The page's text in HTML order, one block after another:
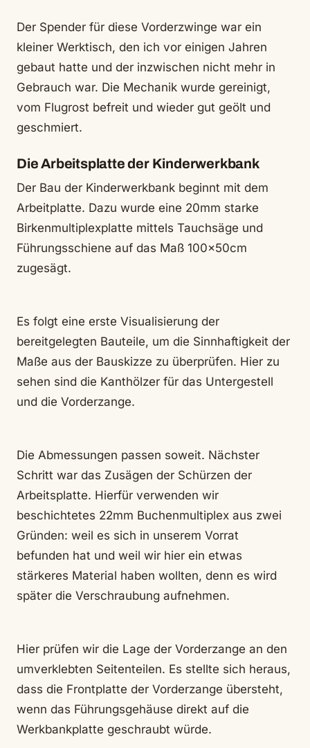
Der Spender für diese Vorderzwinge war ein
kleiner Werktisch, den ich vor einigen Jahren
gebaut hatte und der inzwischen nicht mehr in
Gebrauch war. Die Mechanik wurde gereinigt,
vom Flugrost befreit und wieder gut geölt und
geschmiert.
Die Arbeitsplatte der Kinderwerkbank
Der Bau der Kinderwerkbank beginnt mit dem
Arbeitplatte. Dazu wurde eine 20mm starke
Birkenmultiplexplatte mittels Tauchsäge und
Führungsschiene auf das Maß 100x50cm
zugesägt.
Es folgt eine erste Visualisierung der
bereitgelegten Bauteile, um die Sinnhaftigkeit der
Maße aus der Bauskizze zu überprüfen. Hier zu
sehen sind die Kanthölzer für das Untergestell
und die Vorderzange.
Die Abmessungen passen soweit. Nächster
Schritt war das Zusägen der Schürzen der
Arbeitsplatte. Hierfür verwenden wir
beschichtetes 22mm Buchenmultiplex aus zwei
Gründen: weil es sich in unserem Vorrat
befunden hat und weil wir hier ein etwas
stärkeres Material haben wollten, denn es wird
später die Verschraubung aufnehmen.
Hier prüfen wir die Lage der Vorderzange an den
umverklebten Seitenteilen. Es stellte sich heraus,
dass die Frontplatte der Vorderzange übersteht,
wenn das Führungsgehäuse direkt auf die
Werkbankplatte geschraubt würde.